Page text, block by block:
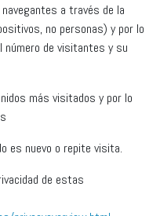
a través de la
no personas) y por lo
número de visitantes y su
más visitados y por lo
es nuevo o repite visita.
de estas